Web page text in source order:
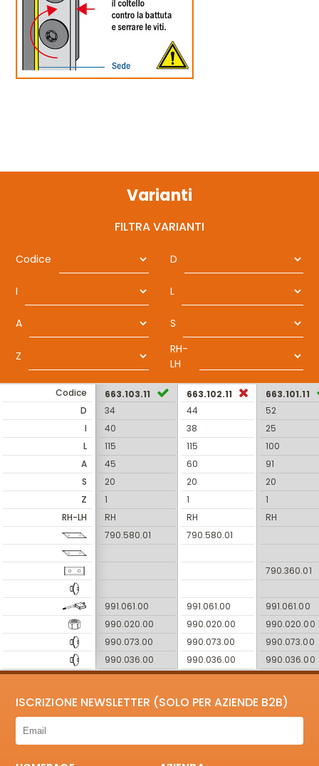
Varianti
FILTRA VARIANTI
Codice D
I L
A S
Z
RH-
LH
Codice
D
I
L
A
S
Z
RH-LH
663.103.11
34
40
115
45
20
1
RH
790.580.01
991.061.00
990.020.00
990.073.00
990.036.00
663.102.11
44
38
115
60
20
1
RH
790.580.01
991.061.00
990.020.00
990.073.00
990.036.00
663.101.11
52
25
100
91
20
1
RH
790.360.01
991.061.00
990.020.00
990.073.00
990.036.00
ISCRIZIONE NEWSLETTER (SOLO PER AZIENDE B2B)